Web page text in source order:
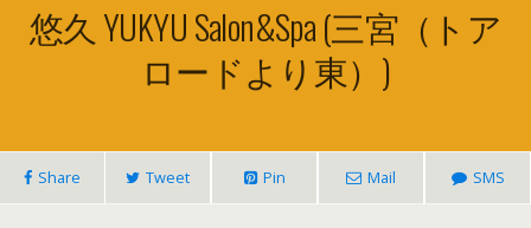
悠久 YUKYU Salon&Spa (三宮（トア
ロードより東）)
Share Tweet Pin Mail SMS